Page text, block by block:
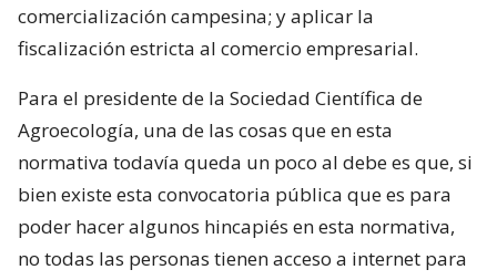
comercialización campesina; y aplicar la
fiscalización estricta al comercio empresarial.
Para el presidente de la Sociedad Científica de
Agroecología, una de las cosas que en esta
normativa todavía queda un poco al debe es que, si
bien existe esta convocatoria pública que es para
poder hacer algunos hincapiés en esta normativa,
no todas las personas tienen acceso a internet para